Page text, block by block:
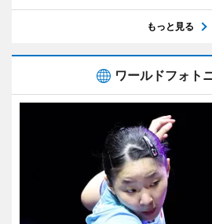
もっと見る
ワールドフォト